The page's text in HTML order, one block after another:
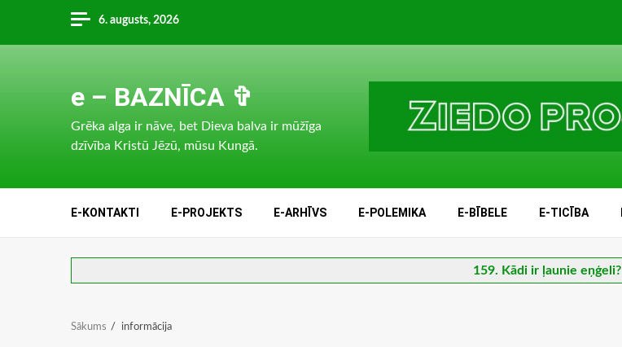
content
6. augusts, 2026
e – BAZNĪCA ✞
Grēka alga ir nāve, bet Dieva balva ir mūžīga
dzīvība Kristū Jēzū, mūsu Kungā.
E-KONTAKTI E-PROJEKTS E-ARHĪVS E-POLEMIKA E-BĪBELE E-TICĪBA
159. Kādi ir ļaunie eņģeli?
Sākums informācija